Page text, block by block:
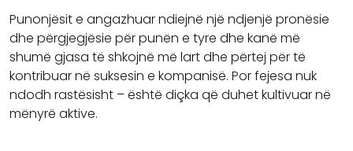
Punonjësit e angazhuar ndiejnë një ndjenjë pronësie
dhe përgjegjësie për punën e tyre dhe kanë më
shumë gjasa të shkojnë më lart dhe përtej për të
kontribuar në suksesin e kompanisë. Por fejesa nuk
ndodh rastësisht – është diçka që duhet kultivuar në
mënyrë aktive.